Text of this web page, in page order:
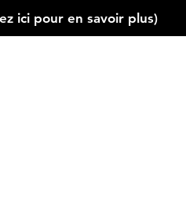
ici pour en savoir plus)